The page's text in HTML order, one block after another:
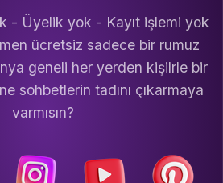
- Üyelik yok - Kayıt işlemi yok
ücretsiz sadece bir rumuz
geneli her yerden kişilrle bir
sohbetlerin tadını çıkarmaya
varmısın?